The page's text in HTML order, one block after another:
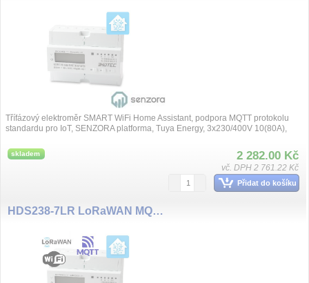
Třífázový elektroměr SMART WiFi Home Assistant, podpora MQTT protokolu
standardu pro IoT, SENZORA platforma, Tuya Energy, 3x230/400V 10(80A),
skladem 2 282.00 Kč
vč. DPH 2 761.22 Kč
Přidat do košíku
HDS238-7LR LoRaWAN MQTT, SENZORA WiFi třífázový elektroměr, 3X230/400V 80A, LCD display